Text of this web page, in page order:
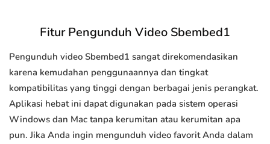
Fitur Pengunduh Video Sbembed1
Pengunduh video Sbembed1 sangat direkomendasikan
karena kemudahan penggunaannya dan tingkat
kompatibilitas yang tinggi dengan berbagai jenis perangkat.
Aplikasi hebat ini dapat digunakan pada sistem operasi
Windows dan Mac tanpa kerumitan atau kerumitan apa
pun. Jika Anda ingin mengunduh video favorit Anda dalam